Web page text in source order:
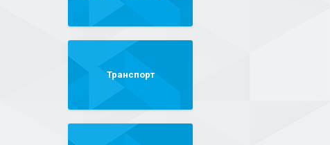
Транспорт